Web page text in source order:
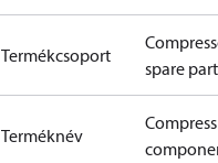
Termékcsoport
spare
Terméknév